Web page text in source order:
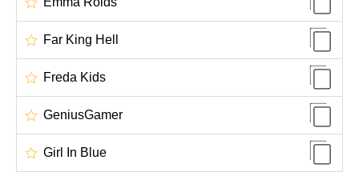
Far King Hell
Freda Kids
GeniusGamer
Girl In Blue